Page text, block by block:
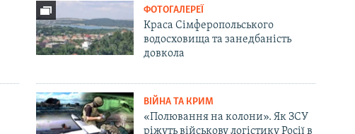
ФОТОГАЛЕРЕЇ
Краса Сімферопольського
водосховища та занедбаність
довкола
ВІЙНА ТА КРИМ
«Полювання на колони». Як ЗСУ
ріжуть військову логістику Росії в